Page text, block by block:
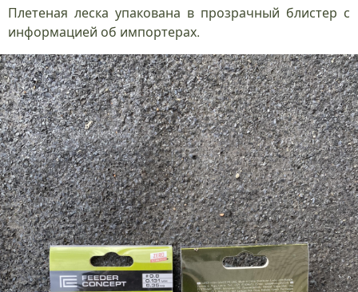
Плетеная леска упакована в прозрачный блистер с
информацией об импортерах.